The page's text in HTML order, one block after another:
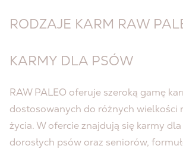
RODZAJE KARM RAW
KARMY DLA PSÓW
RAW PALEO oferuje szeroką gamę
dostosowanych do różnych wielkości
życia. W ofercie znajdują się karmy
dorosłych psów oraz seniorów,